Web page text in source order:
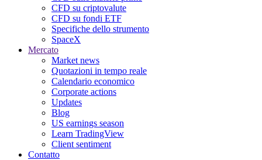
CFD su criptovalute
CFD su fondi ETF
Specifiche dello strumento
SpaceX
Mercato
Market news
Quotazioni in tempo reale
Calendario economico
Corporate actions
Updates
Blog
US earnings season
Learn TradingView
Client sentiment
Contatto